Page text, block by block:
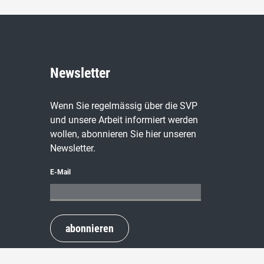
Newsletter
Wenn Sie regelmässig über die SVP
und unsere Arbeit informiert werden
wollen, abonnieren Sie hier unseren
Newsletter.
E-Mail
abonnieren